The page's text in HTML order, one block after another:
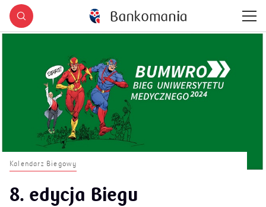
Kalendarz Biegowy
8. edycja Biegu